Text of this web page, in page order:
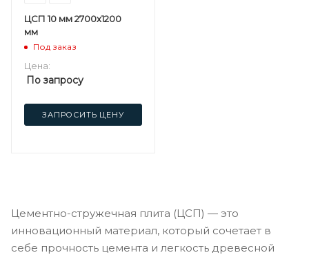
ЦСП 10 мм 2700х1200
мм
Под заказ
Цена:
По запросу
ЗАПРОСИТЬ ЦЕНУ
Цементно-стружечная плита (ЦСП) — это
инновационный материал, который сочетает в
себе прочность цемента и легкость древесной